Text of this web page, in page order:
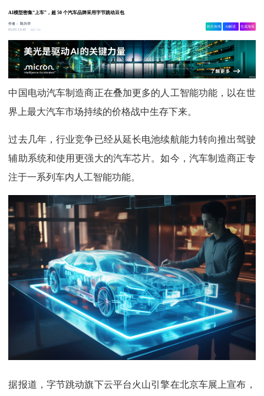
AI模型密集“上车”，超 50 个汽车品牌采用字节跳动豆包
作者：
陈兴华
05-03 13:45
2.5w
相关舆情 AI解读 生成海报
中国电动汽车制造商正在叠加更多的人工智能功能，以在世
界上最大汽车市场持续的价格战中生存下来。
过去几年，行业竞争已经从延长电池续航能力转向推出驾驶
辅助系统和使用更强大的汽车芯片。如今，汽车制造商正专
注于一系列车内人工智能功能。
据报道，字节跳动旗下云平台火山引擎在北京车展上宣布，